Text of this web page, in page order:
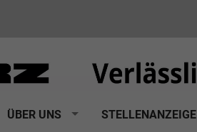
ÜBER UNS STELLENANZEIGE